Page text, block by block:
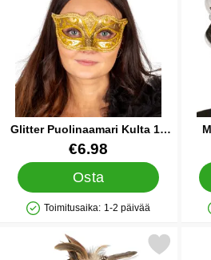
Glitter Puolinaamari Kulta 15
cm
Tuote.nro 85149
€6.98
Osta
Saatavuus: Varastossa
Toimitusaika: 1-2 päivää
voodoo Puolinaamio Pääkallo